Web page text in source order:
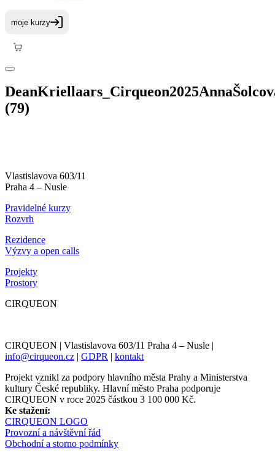
(79)
Vlastislavova 603/11
Praha 4 – Nusle
Pravidelné kurzy
Rozvrh
Rezidence
Výzvy a open calls
Projekty
Prostory
CIRQUEON
CIRQUEON | Vlastislavova 603/11 Praha 4 – Nusle |
info@cirqueon.cz | GDPR | kontakt
Projekt vznikl za podpory hlavního města Prahy a Ministerstva
kultury České republiky. Hlavní město Praha podporuje
CIRQUEON v roce 2025 částkou 3 100 000 Kč.
Ke stažení:
CIRQUEON LOGO
Provozní a návštěvní řád
Obchodní a storno podmínky